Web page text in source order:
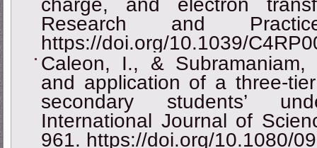
Research and
https://doi.org/10.1039/
Caleon, I., & Subramaniam,
and application of a three-
secondary students’
International Journal of
961. https://doi.org/10.1080/